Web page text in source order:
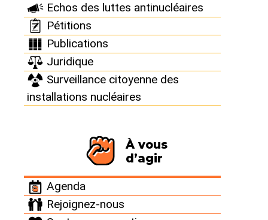
Echos des luttes antinucléaires
Pétitions
Publications
Juridique
Surveillance citoyenne des
installations nucléaires
À vous
d’agir
Agenda
Rejoignez-nous
Le Komandant SIMI OL et le ARRR Force crew
prônent le désarmement de la planète et le
développement de la balistique sonore.
"Nucléaire" 3’21
Le saviez-vous ?
Le Réseau "Sortir du nucléaire" est un véritable
contre-pouvoir citoyen. Totalement indépendants
de l’État,nous dépendons exclusivement du
soutien de nos donateur⋅ices. C’est grâce à votre